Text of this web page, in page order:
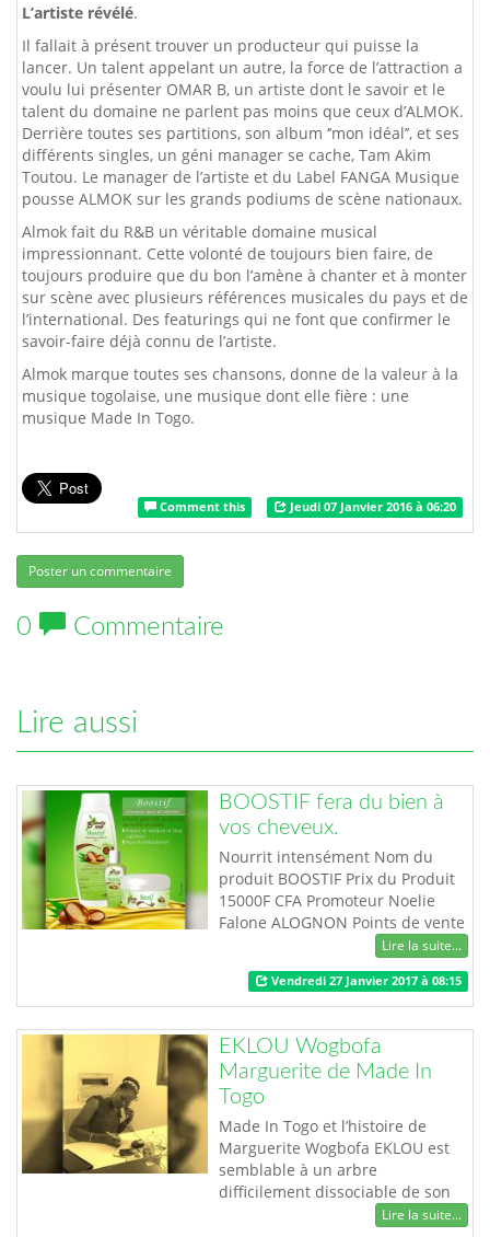
L’artiste révélé.
Il fallait à présent trouver un producteur qui puisse la
lancer. Un talent appelant un autre, la force de l’attraction a
voulu lui présenter OMAR B, un artiste dont le savoir et le
talent du domaine ne parlent pas moins que ceux d’ALMOK.
Derrière toutes ses partitions, son album ‘’mon idéal’’, et ses
différents singles, un géni manager se cache, Tam Akim
Toutou. Le manager de l’artiste et du Label FANGA Musique
pousse ALMOK sur les grands podiums de scène nationaux.
Almok fait du R&B un véritable domaine musical
impressionnant. Cette volonté de toujours bien faire, de
toujours produire que du bon l’amène à chanter et à monter
sur scène avec plusieurs références musicales du pays et de
l’international. Des featurings qui ne font que confirmer le
savoir-faire déjà connu de l’artiste.
Almok marque toutes ses chansons, donne de la valeur à la
musique togolaise, une musique dont elle fière : une
musique Made In Togo.
Comment this Jeudi 07 Janvier 2016 à 06:20
Poster un commentaire
0 Commentaire
Lire aussi
BOOSTIF fera du bien à
vos cheveux.
Nourrit intensément Nom du
produit BOOSTIF Prix du Produit
15000F CFA Promoteur Noelie
Falone ALOGNON Points de vente
Pharmacie Lumen (Tokoin –
Casablanca) Contacts +228 9…
Lire la suite...
Vendredi 27 Janvier 2017 à 08:15
EKLOU Wogbofa
Marguerite de Made In
Togo
Made In Togo et l’histoire de
Marguerite Wogbofa EKLOU est
semblable à un arbre
difficilement dissociable de son
écorce. Assistance de direction et
Lire la suite...